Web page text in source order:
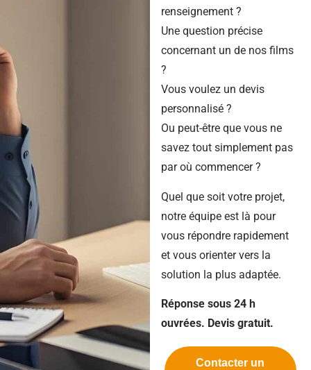
renseignement ?
Une question précise
concernant un de nos films
?
Vous voulez un devis
personnalisé ?
Ou peut-être que vous ne
savez tout simplement pas
par où commencer ?
Quel que soit votre projet,
notre équipe est là pour
vous répondre rapidement
et vous orienter vers la
solution la plus adaptée.
Réponse sous 24 h
ouvrées. Devis gratuit.
Contacter un